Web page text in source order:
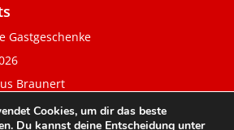
Gastgeschenke
Braunert
Cookies, um dir das beste
Du kannst deine Entscheidung unter